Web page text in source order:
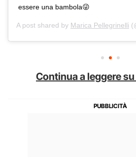
essere una bambola😜
A post shared by Marica Pellegrinelli
Continua a leggere